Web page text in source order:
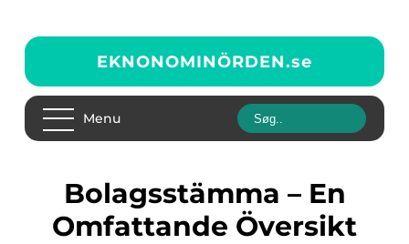
EKNONOMINÖRDEN.se
Menu
Bolagsstämma – En
Omfattande Översikt